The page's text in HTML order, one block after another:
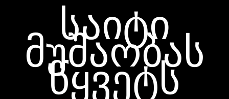
საიტი
მუშაობას
წყვეტს